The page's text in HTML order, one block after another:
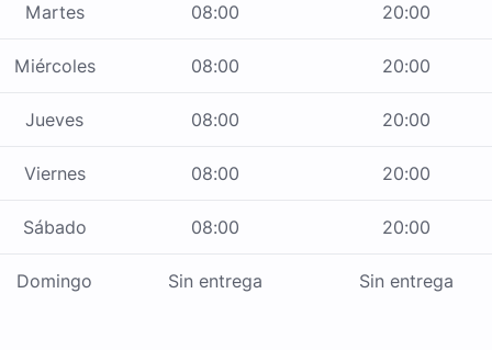
Martes 08:00 20:00
Miércoles 08:00 20:00
Jueves 08:00 20:00
Viernes 08:00 20:00
Sábado 08:00 20:00
Domingo Sin entrega Sin entrega